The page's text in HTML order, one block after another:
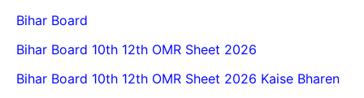
Bihar Board
Bihar Board 10th 12th OMR Sheet 2026
Bihar Board 10th 12th OMR Sheet 2026 Kaise Bharen